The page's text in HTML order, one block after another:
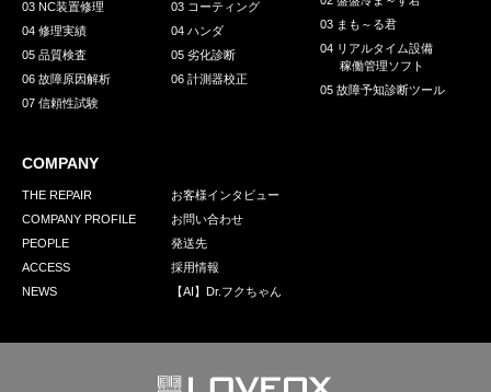
お問い合わせ 発送先
03 NC装置修理
04 修理実績
05 品質検査
06 故障原因解析
07 信頼性試験
03 コーティング
04 ハンダ
05 劣化診断
06 計測器校正
03 まも～る君
04 リアルタイム設備
稼働管理ソフト
05 故障予知診断ツール
COMPANY
THE REPAIR
COMPANY PROFILE
PEOPLE
ACCESS
NEWS
お客様インタビュー
お問い合わせ
発送先
採用情報
【AI】Dr.フクちゃん